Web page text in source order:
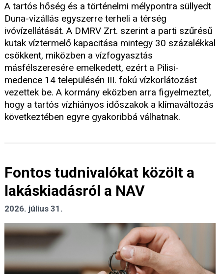
A tartós hőség és a történelmi mélypontra süllyedt
Duna-vízállás egyszerre terheli a térség
ivóvízellátását. A DMRV Zrt. szerint a parti szűrésű
kutak víztermelő kapacitása mintegy 30 százalékkal
csökkent, miközben a vízfogyasztás
másfélszeresére emelkedett, ezért a Pilisi-
medence 14 településén III. fokú vízkorlátozást
vezettek be. A kormány eközben arra figyelmeztet,
hogy a tartós vízhiányos időszakok a klímaváltozás
következtében egyre gyakoribbá válhatnak.
Fontos tudnivalókat közölt a
lakáskiadásról a NAV
2026. július 31.